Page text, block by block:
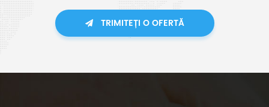
TRIMITEȚI O OFERTĂ